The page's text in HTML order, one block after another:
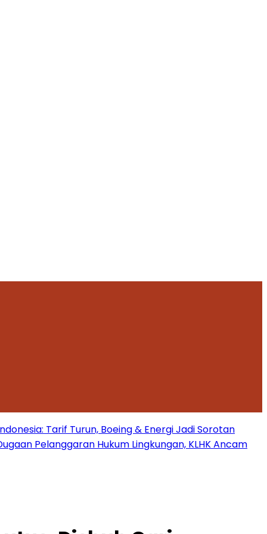
Tarif Turun, Boeing & Energi Jadi Sorotan
Pelanggaran Hukum Lingkungan, KLHK Ancam